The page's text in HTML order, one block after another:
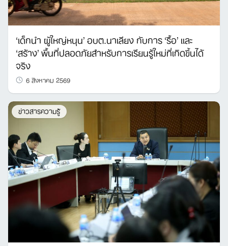
Search
for:
‘เด็กนำ ผู้ใหญ่หนุน’ อบต.นาเลียง กับการ ‘รื้อ’ และ
‘สร้าง’ พื้นที่ปลอดภัยสำหรับการเรียนรู้ใหม่ที่เกิดขึ้นได้
จริง
6 สิงหาคม 2569
ข่าวสารความรู้